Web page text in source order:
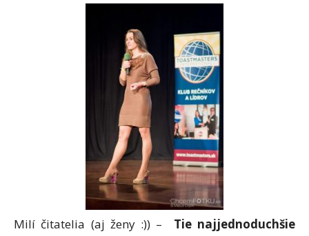
Milí čitatelia (aj ženy :)) – Tie najjednoduchšie